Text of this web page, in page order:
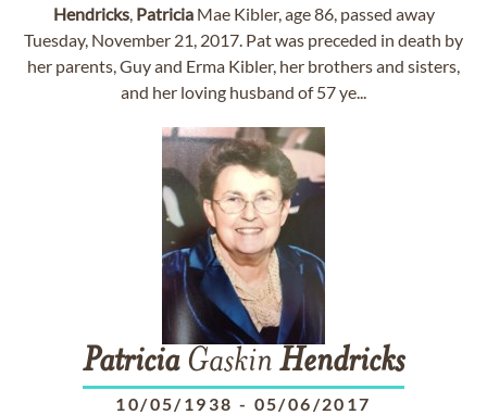
Hendricks, PatriciaMae Kibler, age 86, passed away
Tuesday, November 21, 2017. Pat was preceded in death by
her parents, Guy and Erma Kibler, her brothers and sisters,
and her loving husband of 57 ye...
PatriciaGaskin Hendricks
10/05/1938 - 05/06/2017